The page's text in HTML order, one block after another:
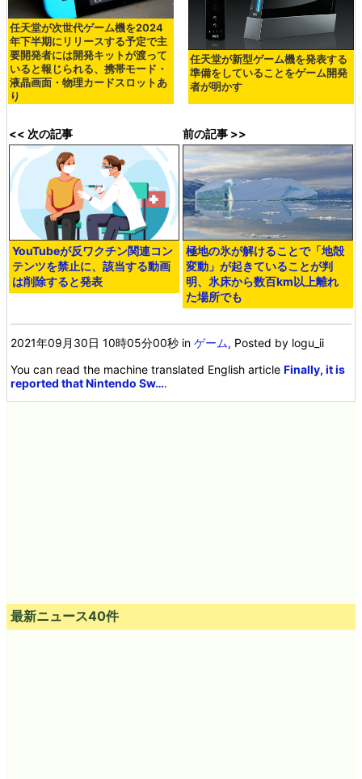
任天堂が次世代ゲーム機を2024
年下半期にリリースする予定で主
要開発者には開発キットが渡って
いると報じられる、携帯モード・
液晶画面・物理カードスロットあ
り
任天堂が新型ゲーム機を発表する
準備をしていることをゲーム開発
者が明かす
<< 次の記事
YouTubeが反ワクチン関連コン
テンツを禁止に、該当する動画
は削除すると発表
前の記事 >>
極地の氷が解けることで「地殻
変動」が起きていることが判
明、氷床から数百km以上離れ
た場所でも
2021年09月30日 10時05分00秒 inゲーム, Posted by logu_ii
You can read the machine translated English articleFinally, it is
reported that Nintendo Sw….
最新ニュース40件